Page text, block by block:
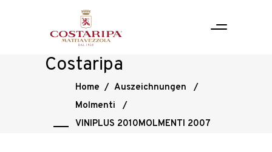
Costaripa
Home / Auszeichnungen
/
Molmenti
/
VINIPLUS 2010MOLMENTI 2007